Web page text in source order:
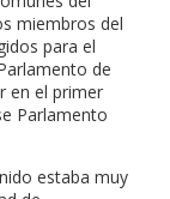
miembros del
para el
de
en el primer
Parlamento
estaba muy